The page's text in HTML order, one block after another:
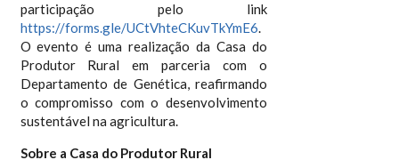
participação pelo link
https://forms.gle/UCtVhteCKuvTkYmE6.
O evento é uma realização da Casa do
Produtor Rural em parceria com o
Departamento de Genética, reafirmando
o compromisso com o desenvolvimento
sustentável na agricultura.
Sobre a Casa do Produtor Rural